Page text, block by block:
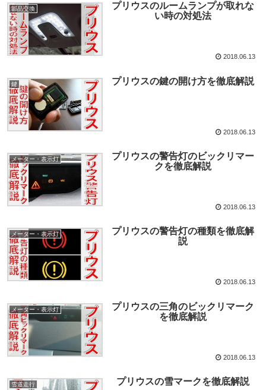
部品交換
プリウスのルームランプが取れな
い時の対処法
2018.06.13
鍵 プリウスの鍵の開け方を徹底解説
2018.06.13
メーター・表示灯
プリウスの警告灯のビックリマー
クを徹底解説
2018.06.13
メーター・表示灯
プリウスの警告灯の種類を徹底解
説
2018.06.13
メーター・表示灯
プリウスの三角のビックリマーク
を徹底解説
2018.06.13
雪道走行 プリウスの雪マークを徹底解説